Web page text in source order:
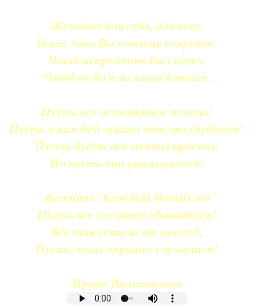
Желайте для себя, для всех,
Всего, что Вы хотите искренне:
Чтоб непременно был успех,
Чтоб не болели ваши близкие.
Пусть все исполнятся мечты!
Пусть в каждой жизни что-то сбудется!
Пусть будут все мечты просты,
Но пусть они реализуются!
Желайте! Каждый Новый год
Пусть все желания сбываются!
Все так устали от невзгод,
Пусть лишь хорошее случается!
Ирина Расшивалова